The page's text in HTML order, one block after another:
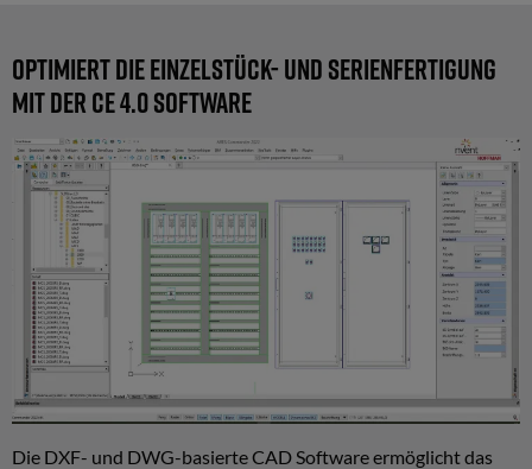
Vollautomatische
Bestückung
Klemmenleistenbestückung
Komponentenbeschriftung
Vollautomatische
Beschriftung
Halbautomatische
Beschriftung
Manuelle
Optimiert die Einzelstück- und Serienfertigung
mit der CE 4.0 Software
Die DXF- und DWG-basierte CAD Software ermöglicht das